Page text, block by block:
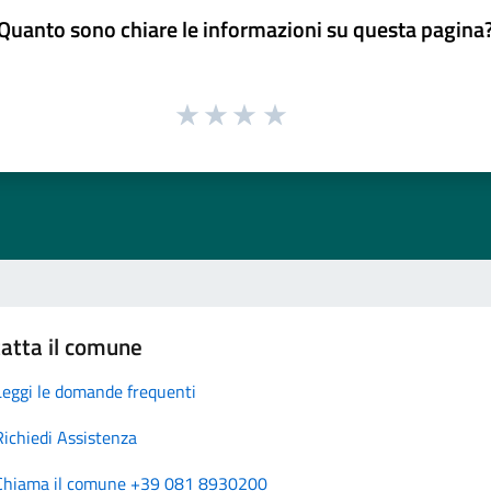
sono chiare le informazioni su questa
il comune
le domande frequenti
Assistenza
il comune +39 081 8930200